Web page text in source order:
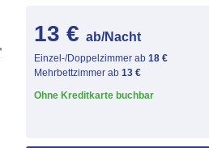
13 € ab/Nacht
Einzel-/Doppelzimmer ab 18 €
Mehrbettzimmer ab 13 €
Ohne Kreditkarte buchbar